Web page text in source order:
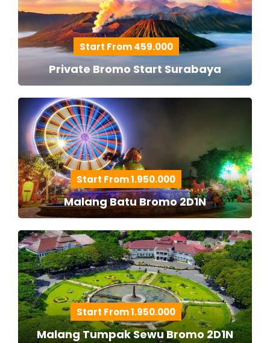
Start From 459.000
Private Bromo Start Surabaya
Start From 1.950.000
Malang Batu Bromo 2D1N
Start From 1.950.000
Malang Tumpak Sewu Bromo 2D1N